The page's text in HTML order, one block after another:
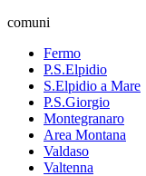
comuni
Fermo
P.S.Elpidio
S.Elpidio a Mare
P.S.Giorgio
Montegranaro
Area Montana
Valdaso
Valtenna